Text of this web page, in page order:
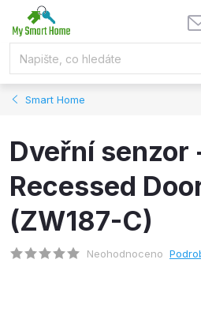
Smart Home
Dveřní senzor
Recessed
(ZW187-C)
Neohodnoceno